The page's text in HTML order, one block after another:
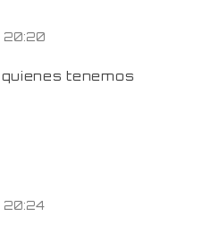
20:20
tenemos
20:24